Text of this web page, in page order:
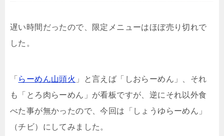
遅い時間だったので、限定メニューはほぼ売り切れで
した。
「 らーめん山頭火 」と言えば「しおらーめん」、それ
も「とろ肉らーめん」が看板ですが、逆にそれ以外食
べた事が無かったので、今回は「しょうゆらーめん」
（チビ）にしてみました。